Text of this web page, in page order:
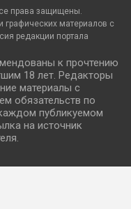
права защищены.
графических материалов с
редакции портала
к прочтению
18 лет. Редакторы
материалы с
обязательств по
публикуемом
на источник